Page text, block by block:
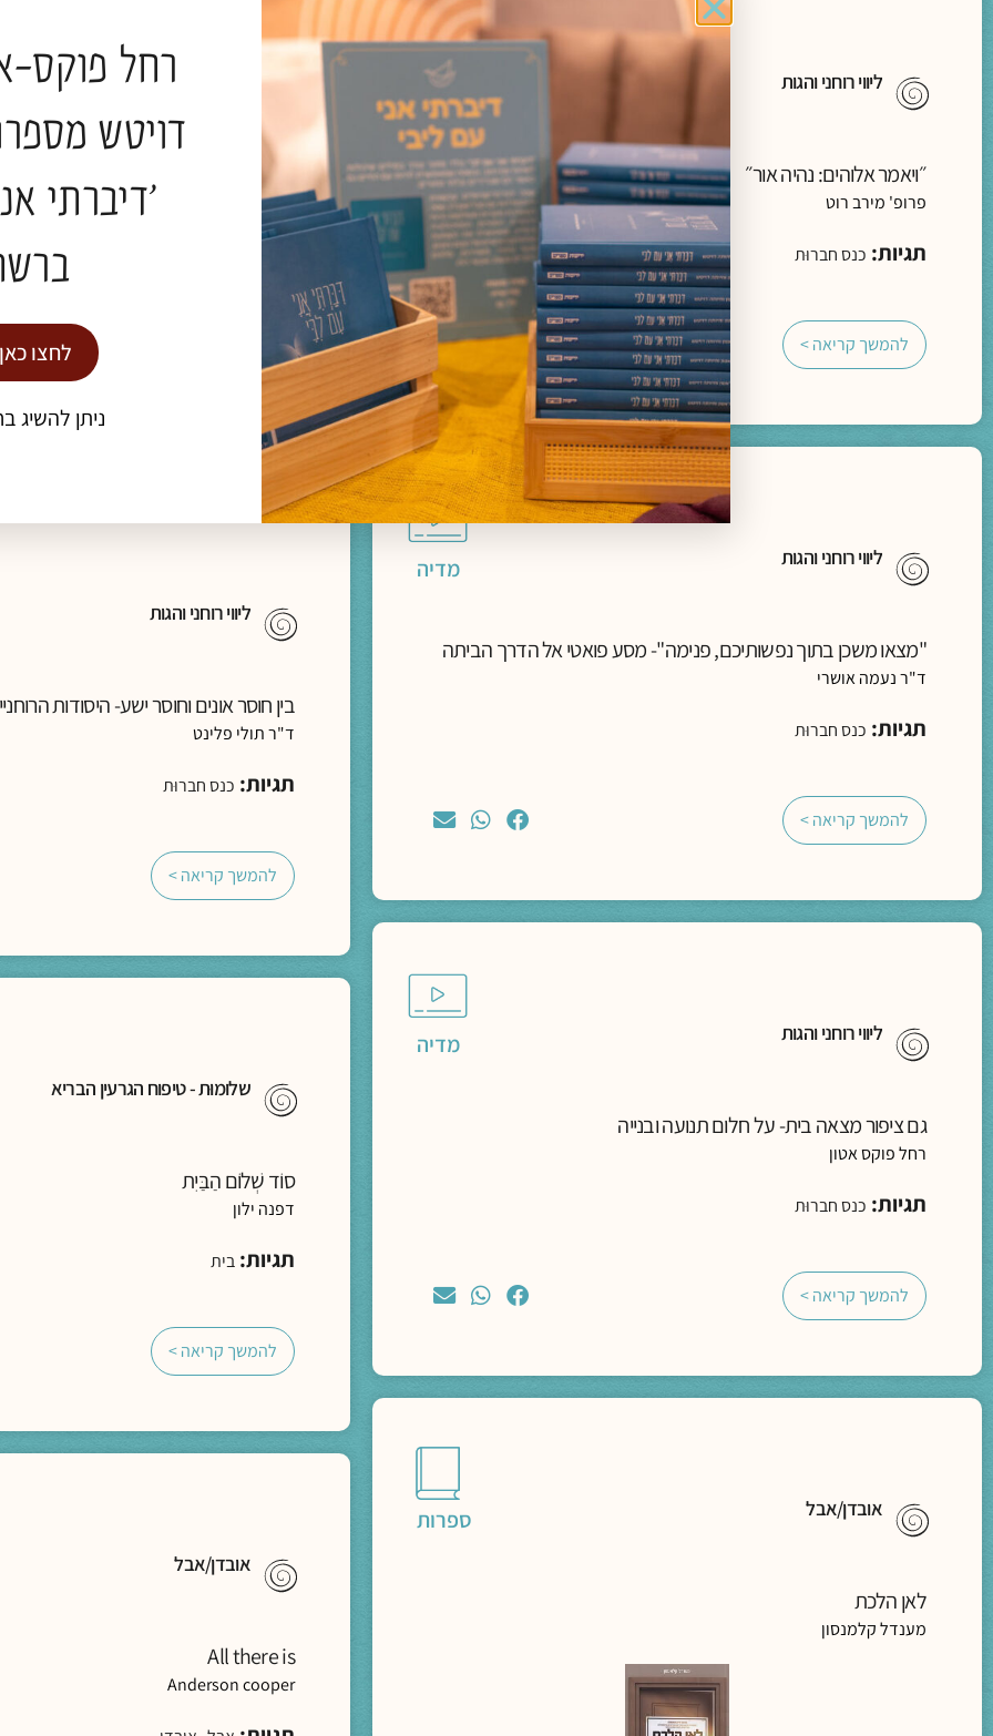
מדיה ליווי רוחני והגות
״ויאמר אלוהים: נהיה אור״
פרופ' מירב רוט
תגיות: כנס חברוּת
להמשך קריאה >
ליווי רוחני והגות
לתעות אל הבאר עם הנסיך הקטן |
תגיות:
מדיה ליווי רוחני והגות
"מצאו משכן בתוך נפשותיכם, פנימה"- מסע פואטי אל הדרך הביתה
ד"ר נעמה אושרי
תגיות: כנס חברוּת
להמשך קריאה >
ליווי רוחני והגות
בין חוסר אונים וחוסר ישע- היסודות
ד"ר תולי פלינט
תגיות: כנס חברוּת
להמשך קריאה >
מדיה ליווי רוחני והגות
גם ציפור מצאה בית- על חלום תנועה ובנייה
רחל פוקס אטון
תגיות: כנס חברוּת
להמשך קריאה >
שלומוּת - טיפוח הגרעין הבריא
סוֹד שְׁלוֹם הַבַּיִת
דפנה ילון
תגיות: בית
להמשך קריאה >
ספרות אובדן/אבל
לאן הלכת
מענדל קלמנסון
אובדן/אבל
All there is
Anderson cooper
רחל פוקס-
דויטש
'דיברתי
לחצו
ניתן להשיג